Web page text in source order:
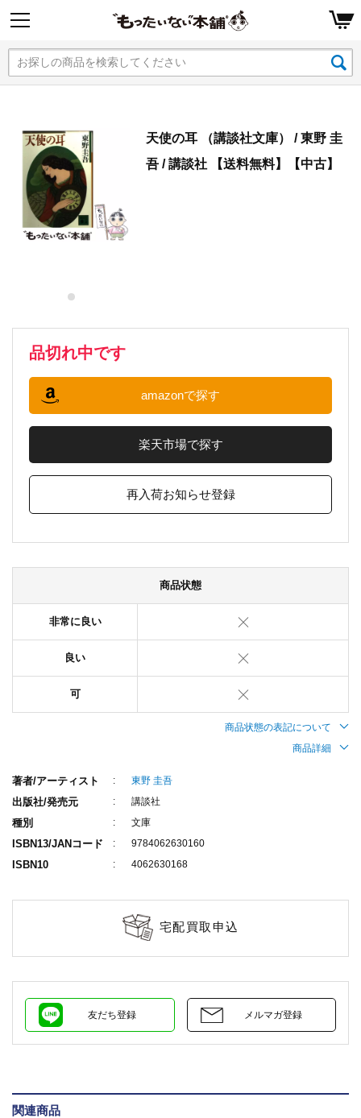
天使の耳 （講談社文庫） / 東野 圭
吾 / 講談社 【送料無料】【中古】
品切れ中です
amazonで探す
楽天市場で探す
再入荷お知らせ登録
商品状態
非常に良い
良い
可
商品状態の表記について
商品詳細
著者/アーティスト 東野 圭吾
出版社/発売元 講談社
種別 文庫
ISBN13/JANコード 9784062630160
ISBN10 4062630168
宅配買取申込
友だち登録 メルマガ登録
関連商品